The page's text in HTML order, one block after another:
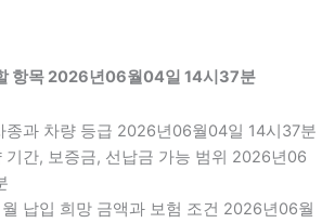
항목 2026년06월04일 14시37분
종과 차량 등급 2026년06월04일 14시37분
기간, 보증금, 선납금 가능 범위 2026년06
납입 희망 금액과 보험 조건 2026년06월